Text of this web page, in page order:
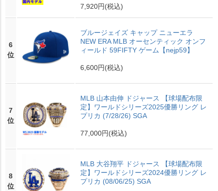
7,920円(税込)
6
位
ブルージェイズ キャップ ニューエラ
NEW ERA MLB オーセンティック オンフ
ィールド 59FIFTY ゲーム【nejp59】
6,600円(税込)
7
位
MLB 山本由伸 ドジャース 【球場配布限
定】ワールドシリーズ2025優勝リング レ
プリカ (7/28/26) SGA
77,000円(税込)
8
位
MLB 大谷翔平 ドジャース 【球場配布限
定】ワールドシリーズ2024優勝リング レ
プリカ (08/06/25) SGA